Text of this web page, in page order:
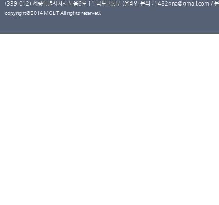
(339-012) 세종특별자치시 도움6로 11 국토교통부 (온라인 문의 : 1482qna@gmail.com /
copyright@2014 MOLIT All rights reserved.